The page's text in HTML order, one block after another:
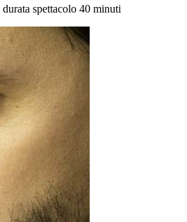
durata spettacolo 40 minuti